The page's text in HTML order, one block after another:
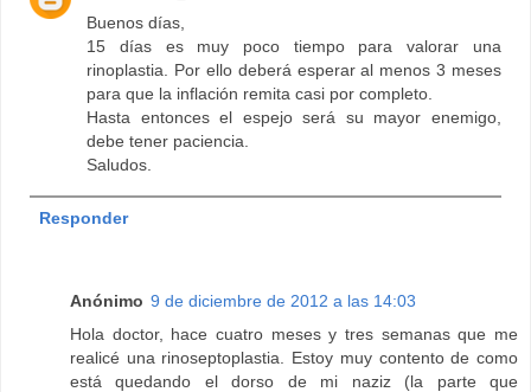
Buenos días,
15 días es muy poco tiempo para valorar una
rinoplastia. Por ello deberá esperar al menos 3 meses
para que la inflación remita casi por completo.
Hasta entonces el espejo será su mayor enemigo,
debe tener paciencia.
Saludos.
Responder
Anónimo 9 de diciembre de 2012 a las 14:03
Hola doctor, hace cuatro meses y tres semanas que me
realicé una rinoseptoplastia. Estoy muy contento de como
está quedando el dorso de mi naziz (la parte que